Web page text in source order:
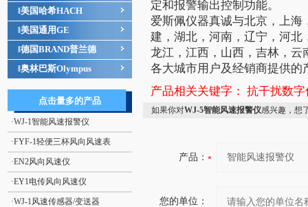
美国哈希HACH
美国通用GE
德国BRAND普兰德
奥林巴斯Olympus
点击量多的产品
·WJ-1智能风速报警仪
·FYF-1轻便三杯风向风速表
·EN2风向风速仪
·EY1电传风向风速仪
·WJ-1风速传感器/变送器
定和报警输出控制功能。
爱斯佩仪器真诚与北京，上
建，湖北，河南，辽宁，河
龙江，江西，山西，吉林，
各大城市用户及经销商提供
产品相关关键字： 抗干扰数字
如果你对WJ-5智能风速报警仪感兴趣，想
产品：
您的单位：